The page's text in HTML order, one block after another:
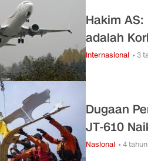
Hakim
adalah
Internasional • 3
Dugaan
JT-610
Nasional • 4